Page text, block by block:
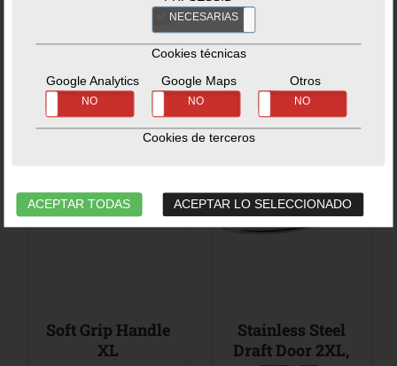
No hay estoc disponible. No hay estoc disponible.
Soft Grip Handle
XL
Stainless Steel
Draft Door 2XL,
NECESARIAS
Cookies técnicas
Google Analytics
NO
Google Maps
NO
Otros
NO
Cookies de terceros
ACEPTAR TODAS ACEPTAR LO SELECCIONADO